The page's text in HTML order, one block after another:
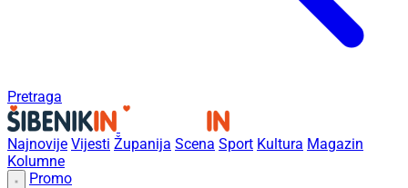
Pretraga
Najnovije Vijesti Županija Scena Sport Kultura Magazin
Kolumne
Promo